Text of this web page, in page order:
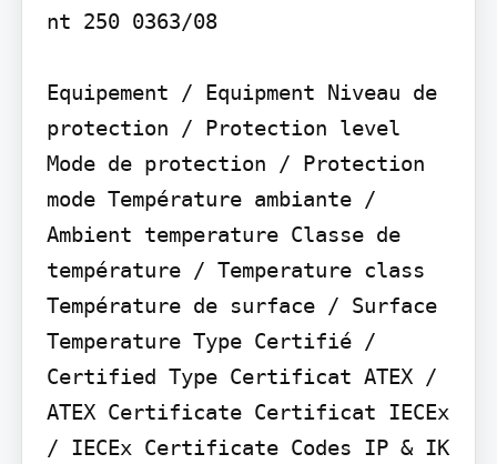
nt 250 0363/08
Equipement / Equipment Niveau de
protection / Protection level
Mode de protection / Protection
mode Température ambiante /
Ambient temperature Classe de
température / Temperature class
Température de surface / Surface
Temperature Type Certifié /
Certified Type Certificat ATEX /
ATEX Certificate Certificat IECEx
/ IECEx Certificate Codes IP & IK